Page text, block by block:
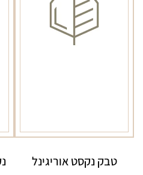
טבק נקסט אוריגינל